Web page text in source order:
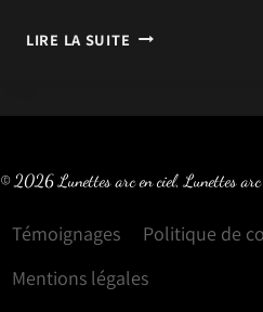
LIRE LA SUITE LIVRE
© 2026 Lunettes arc en ciel, Lunettes arc
Témoignages
Politique de
Mentions légales